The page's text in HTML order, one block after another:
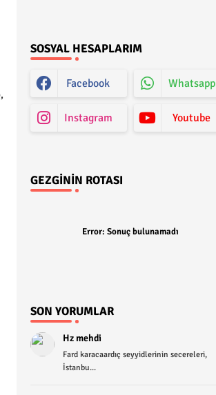
SOSYAL HESAPLARIM
Facebook Whatsapp
Instagram Youtube
GEZGININ ROTASI
Error: Sonuç bulunamadı
SON YORUMLAR
Hz mehdi
Fard karacaardıç seyyidlerinin secereleri,
İstanbu...